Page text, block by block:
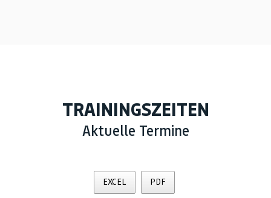
TRAININGSZEITEN
Aktuelle Termine
EXCEL PDF